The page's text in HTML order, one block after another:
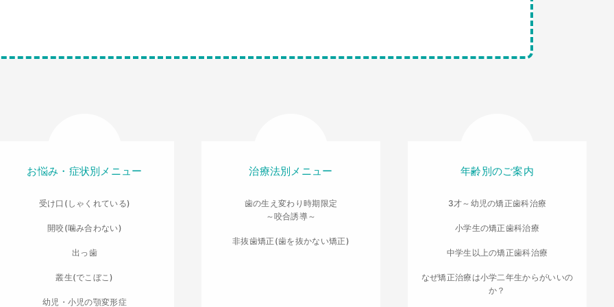
お悩み・症状別メニュー
受け口(しゃくれている)
開咬(噛み合わない)
出っ歯
叢生(でこぼこ)
幼児・小児の顎変形症
治療法別メニュー
歯の生え変わり時期限定
～咬合誘導～
非抜歯矯正(歯を抜かない矯正)
年齢別のご案内
3才～幼児の矯正歯科治療
小学生の矯正歯科治療
中学生以上の矯正歯科治療
なぜ矯正治療は小学二年生からがいいの
か？